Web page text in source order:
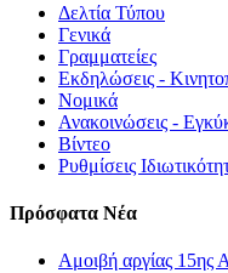
Δελτία Τύπου
Γενικά
Γραμματείες
Εκδηλώσεις -
Νομικά
Ανακοινώσεις -
Βίντεο
Ρυθμίσεις
Πρόσφατα Νέα
Αμοιβή αργίας 15ης